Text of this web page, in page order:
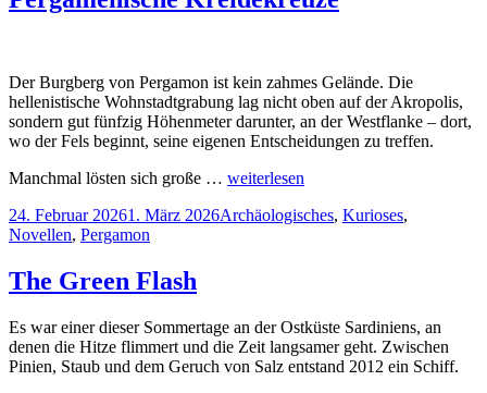
Der Burgberg von Pergamon ist kein zahmes Gelände. Die
hellenistische Wohnstadtgrabung lag nicht oben auf der Akropolis,
sondern gut fünfzig Höhenmeter darunter, an der Westflanke – dort,
wo der Fels beginnt, seine eigenen Entscheidungen zu treffen.
Manchmal lösten sich große … weiterlesen
Veröffentlicht
am
24. Februar 20261. März 2026Kategorien
Archäologisches, Kurioses,
Novellen, Pergamon
The Green Flash
Es war einer dieser Sommertage an der Ostküste Sardiniens, an
denen die Hitze flimmert und die Zeit langsamer geht. Zwischen
Pinien, Staub und dem Geruch von Salz entstand 2012 ein Schiff.